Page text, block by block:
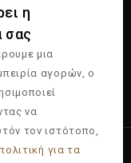
προϊόντα -
η
σας
μια
αγορών, ο
να
τον ιστότοπο,
για τα